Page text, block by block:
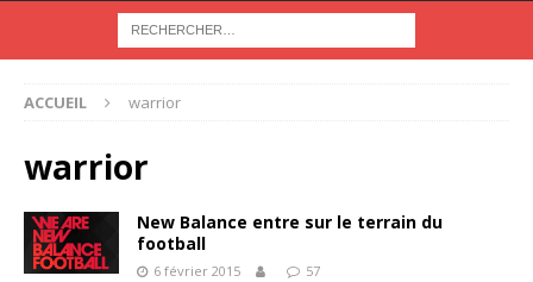
ACCUEIL warrior
warrior
New Balance entre sur le terrain du
football
6 février 2015 57